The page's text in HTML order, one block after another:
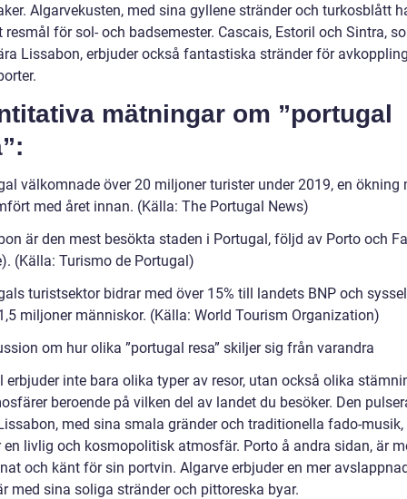
Algarvekusten, med sina gyllene stränder och turkosblått
resmål för sol- och badsemester. Cascais, Estoril och Sintra,
Lissabon, erbjuder också fantastiska stränder för
mätningar om ”portugal
välkomnade över 20 miljoner turister under 2019, en ökning
med året innan. (Källa: The Portugal News)
är den mest besökta staden i Portugal, följd av Porto och
(Källa: Turismo de Portugal)
turistsektor bidrar med över 15% till landets BNP och
miljoner människor. (Källa: World Tourism Organization)
om hur olika ”portugal resa” skiljer sig från varandra
erbjuder inte bara olika typer av resor, utan också olika
beroende på vilken del av landet du besöker. Den
med sina smala gränder och traditionella fado-musik,
en livlig och kosmopolitisk atmosfär. Porto å andra sidan, är
och känt för sin portvin. Algarve erbjuder en mer
med sina soliga stränder och pittoreska byar.